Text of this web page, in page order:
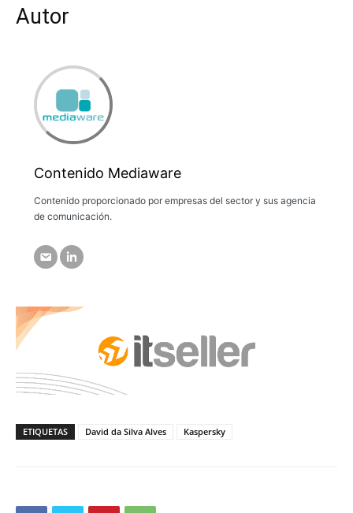
Autor
Contenido Mediaware
Contenido proporcionado por empresas del sector y sus agencia
de comunicación.
ETIQUETAS David da Silva Alves Kaspersky